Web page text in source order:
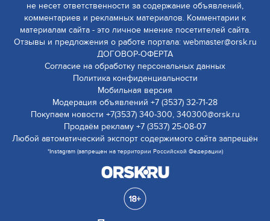
не несет ответственности за содержание объявлений,
комментариев и рекламных материалов. Комментарии к
материалам сайта - это личное мнение посетителей сайта.
Отзывы и предложения о работе портала: webmaster@orsk.ru
ДОГОВОР-ОФЕРТА
Согласие на обработку персональных данных
Политика конфиденциальности
Мобильная версия
Модерация объявлений +7 (3537) 32-71-28
Покупаем новости +7(3537) 340-300, 340300@orsk.ru
Продаём рекламу +7 (3537) 25-08-07
Любой автоматический экспорт содержимого сайта запрещён
*Instagram (запрещен на территории Российской Федерации)